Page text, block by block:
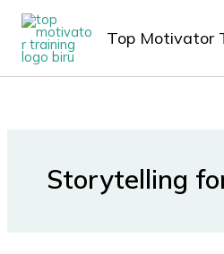
Lewati
konten
Top Motivator
Storytelling